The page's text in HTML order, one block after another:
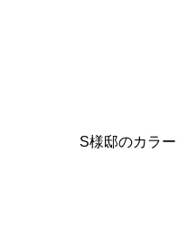
S様邸のカラ